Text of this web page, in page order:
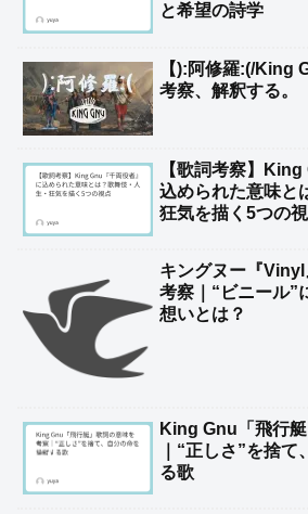
と希望の詩学
【):阿修羅:(/King
考察、解釈する。
【歌詞考察】
込められた意味と
狂気を描く5つの
キングヌー『
考察｜“ビニール”
想いとは？
King Gnu「飛行
｜“正しさ”を捨
る歌